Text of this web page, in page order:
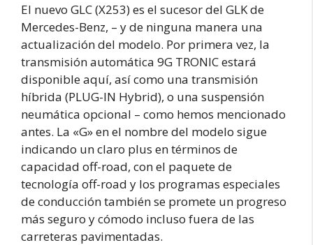
El nuevo GLC (X253) es el sucesor del GLK de
Mercedes-Benz, – y de ninguna manera una
actualización del modelo. Por primera vez, la
transmisión automática 9G TRONIC estará
disponible aquí, así como una transmisión
híbrida (PLUG-IN Hybrid), o una suspensión
neumática opcional – como hemos mencionado
antes. La «G» en el nombre del modelo sigue
indicando un claro plus en términos de
capacidad off-road, con el paquete de
tecnología off-road y los programas especiales
de conducción también se promete un progreso
más seguro y cómodo incluso fuera de las
carreteras pavimentadas.